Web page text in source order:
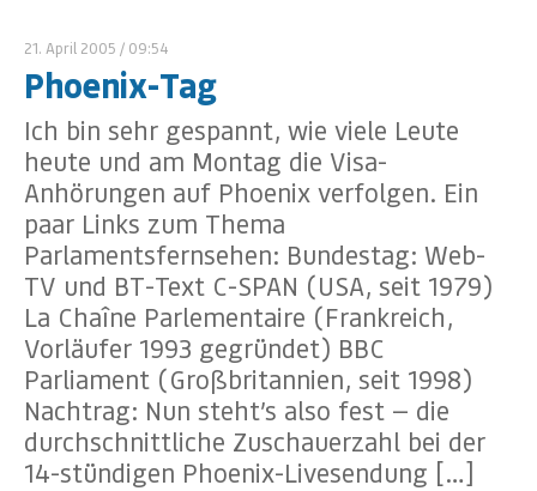
21. April 2005 / 09:54
Phoenix-Tag
Ich bin sehr gespannt, wie viele Leute
heute und am Montag die Visa-
Anhörungen auf Phoenix verfolgen. Ein
paar Links zum Thema
Parlamentsfernsehen: Bundestag: Web-
TV und BT-Text C-SPAN (USA, seit 1979)
La Chaîne Parlementaire (Frankreich,
Vorläufer 1993 gegründet) BBC
Parliament (Großbritannien, seit 1998)
Nachtrag: Nun steht’s also fest — die
durchschnittliche Zuschauerzahl bei der
14-stündigen Phoenix-Livesendung […]